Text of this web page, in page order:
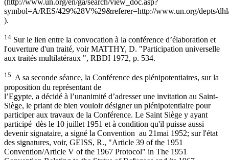
(http://www.un.org/en/ga/search/view_doc.asp?
symbol=A/RES/429%28V%29&referer=http://www.un.org/depts/
).
14 Sur le lien entre la convocation à la conférence d’élaboration et
l'ouverture d'un traité, voir MATTHY, D. "Participation universelle
aux traités multilatéraux ", RBDI 1972, p. 534.
15 A sa seconde séance, la Conférence des plénipotentiaires, sur la
proposition du représentant de
l’Egypte, a décidé à l’unanimité d’adresser une invitation au Saint-
Siège, le priant de bien vouloir désigner un plénipotentiaire pour
participer aux travaux de la Conférence. Le Saint Siège y ayant
participé dès le 10 juillet 1951 et à condition qu'il puisse aussi
devenir signataire, a signé la Convention au 21mai 1952; sur l'état
des signatures, voir, GEISS, R., "Article 39 of the 1951
Convention/Article V of the 1967 Protocol" in The 1951